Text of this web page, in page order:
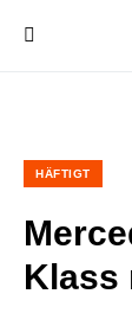
HÄFTIGT
Klass